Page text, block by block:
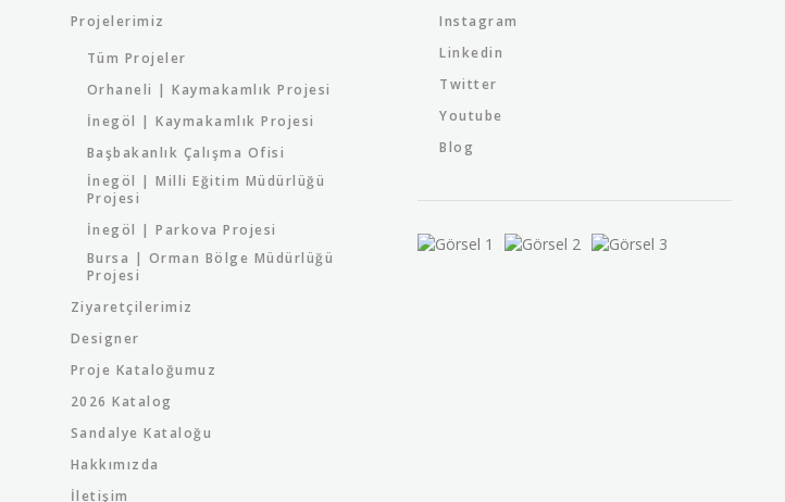
Projelerimiz
Tüm Projeler
Orhaneli | Kaymakamlık Projesi
İnegöl | Kaymakamlık Projesi
Başbakanlık Çalışma Ofisi
İnegöl | Milli Eğitim Müdürlüğü
Projesi
İnegöl | Parkova Projesi
Bursa | Orman Bölge Müdürlüğü
Projesi
Ziyaretçilerimiz
Designer
Proje Kataloğumuz
2026 Katalog
Sandalye Kataloğu
Hakkımızda
İletişim
Instagram
Linkedin
Twitter
Youtube
Blog